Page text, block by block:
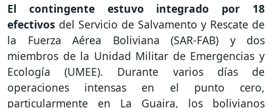
El contingente estuvo integrado por 18
efectivos del Servicio de Salvamento y Rescate de
la Fuerza Aérea Boliviana (SAR-FAB) y dos
miembros de la Unidad Militar de Emergencias y
Ecología (UMEE). Durante varios días de
operaciones intensas en el punto cero,
particularmente en La Guaira, los bolivianos